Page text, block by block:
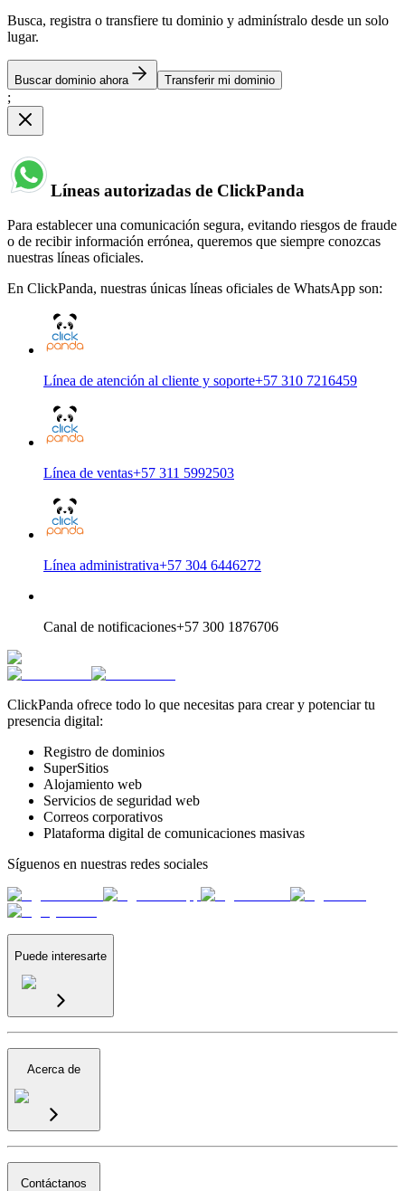
Busca, registra o transfiere tu dominio y adminístralo desde un solo
lugar.
Buscar dominio ahora Transferir mi dominio
;
Líneas autorizadas de ClickPanda
Para establecer una comunicación segura, evitando riesgos de fraude
o de recibir información errónea, queremos que siempre conozcas
nuestras líneas oficiales.
En ClickPanda, nuestras únicas líneas oficiales de WhatsApp son:
Línea de atención al cliente y soporte+57 310 7216459
Línea de ventas+57 311 5992503
Línea administrativa+57 304 6446272
Canal de notificaciones+57 300 1876706
ClickPanda ofrece todo lo que necesitas para crear y potenciar tu
presencia digital:
Registro de dominios
SuperSitios
Alojamiento web
Servicios de seguridad web
Correos corporativos
Plataforma digital de comunicaciones masivas
Síguenos en nuestras redes sociales
Puede interesarte
Acerca de
Contáctanos